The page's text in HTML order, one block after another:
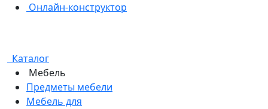
Онлайн-конструктор
Каталог
Мебель
Предметы мебели
Мебель для